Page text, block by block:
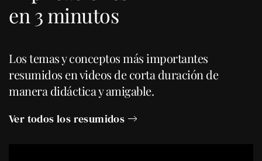
en 3 minutos
Los temas y conceptos más importantes
resumidos en videos de corta duración de
manera didáctica y amigable.
Ver todos los resumidos